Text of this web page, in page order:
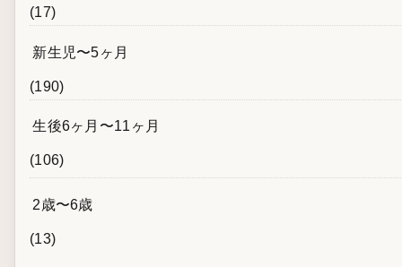
(17)
新生児〜5ヶ月
(190)
生後6ヶ月〜11ヶ月
(106)
2歳〜6歳
(13)